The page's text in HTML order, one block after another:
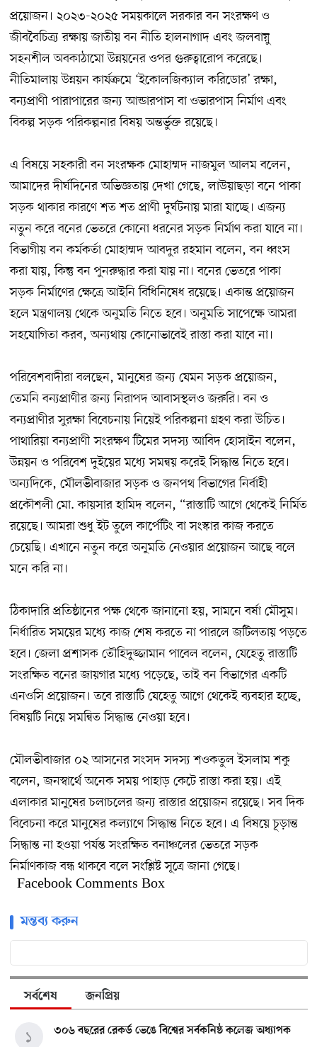
প্রয়োজন। ২০২৩-২০২৫ সময়কালে সরকার বন সংরক্ষণ ও
জীববৈচিত্র্য রক্ষায় জাতীয় বন নীতি হালনাগাদ এবং জলবায়ু
সহনশীল অবকাঠামো উন্নয়নের ওপর গুরুত্বারোপ করেছে।
নীতিমালায় উন্নয়ন কার্যক্রমে ‘ইকোলজিক্যাল করিডোর’ রক্ষা,
বন্যপ্রাণী পারাপারের জন্য আন্ডারপাস বা ওভারপাস নির্মাণ এবং
বিকল্প সড়ক পরিকল্পনার বিষয় অন্তর্ভুক্ত রয়েছে।
এ বিষয়ে সহকারী বন সংরক্ষক মোহাম্মদ নাজমুল আলম বলেন,
আমাদের দীর্ঘদিনের অভিজ্ঞতায় দেখা গেছে, লাউয়াছড়া বনে পাকা
সড়ক থাকার কারণে শত শত প্রাণী দুর্ঘটনায় মারা যাচ্ছে। এজন্য
নতুন করে বনের ভেতরে কোনো ধরনের সড়ক নির্মাণ করা যাবে না।
বিভাগীয় বন কর্মকর্তা মোহাম্মদ আবদুর রহমান বলেন, বন ধ্বংস
করা যায়, কিন্তু বন পুনরুদ্ধার করা যায় না। বনের ভেতরে পাকা
সড়ক নির্মাণের ক্ষেত্রে আইনি বিধিনিষেধ রয়েছে। একান্ত প্রয়োজন
হলে মন্ত্রণালয় থেকে অনুমতি নিতে হবে। অনুমতি সাপেক্ষে আমরা
সহযোগিতা করব, অন্যথায় কোনোভাবেই রাস্তা করা যাবে না।
পরিবেশবাদীরা বলছেন, মানুষের জন্য যেমন সড়ক প্রয়োজন,
তেমনি বন্যপ্রাণীর জন্য নিরাপদ আবাসস্থলও জরুরি। বন ও
বন্যপ্রাণীর সুরক্ষা বিবেচনায় নিয়েই পরিকল্পনা গ্রহণ করা উচিত।
পাথারিয়া বন্যপ্রাণী সংরক্ষণ টিমের সদস্য আবিদ হোসাইন বলেন,
উন্নয়ন ও পরিবেশ দুইয়ের মধ্যে সমন্বয় করেই সিদ্ধান্ত নিতে হবে।
অন্যদিকে, মৌলভীবাজার সড়ক ও জনপথ বিভাগের নির্বাহী
প্রকৌশলী মো. কায়সার হামিদ বলেন, “রাস্তাটি আগে থেকেই নির্মিত
রয়েছে। আমরা শুধু ইট তুলে কার্পেটিং বা সংস্কার কাজ করতে
চেয়েছি। এখানে নতুন করে অনুমতি নেওয়ার প্রয়োজন আছে বলে
মনে করি না।
ঠিকাদারি প্রতিষ্ঠানের পক্ষ থেকে জানানো হয়, সামনে বর্ষা মৌসুম।
নির্ধারিত সময়ের মধ্যে কাজ শেষ করতে না পারলে জটিলতায় পড়তে
হবে। জেলা প্রশাসক তৌহিদুজ্জামান পাবেল বলেন, যেহেতু রাস্তাটি
সংরক্ষিত বনের জায়গার মধ্যে পড়েছে, তাই বন বিভাগের একটি
এনওসি প্রয়োজন। তবে রাস্তাটি যেহেতু আগে থেকেই ব্যবহার হচ্ছে,
বিষয়টি নিয়ে সমন্বিত সিদ্ধান্ত নেওয়া হবে।
মৌলভীবাজার ০২ আসনের সংসদ সদস্য শওকতুল ইসলাম শকু
বলেন, জনস্বার্থে অনেক সময় পাহাড় কেটে রাস্তা করা হয়। এই
এলাকার মানুষের চলাচলের জন্য রাস্তার প্রয়োজন রয়েছে। সব দিক
বিবেচনা করে মানুষের কল্যাণে সিদ্ধান্ত নিতে হবে। এ বিষয়ে চূড়ান্ত
সিদ্ধান্ত না হওয়া পর্যন্ত সংরক্ষিত বনাঞ্চলের ভেতরে সড়ক
নির্মাণকাজ বন্ধ থাকবে বলে সংশ্লিষ্ট সূত্রে জানা গেছে।
Facebook Comments Box
মন্তব্য করুন
সর্বশেষ জনপ্রিয়
৩০৬ বছরের রেকর্ড ভেঙে বিশ্বের সর্বকনিষ্ঠ কলেজ অধ্যাপক
১